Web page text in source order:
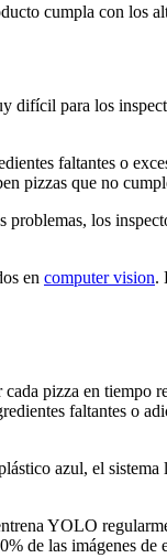
cumpla con los
difícil para los
faltantes o
pizzas que no
los
en computer vision.
pizza en tiempo
faltantes o
azul, el
YOLO
de las imágenes de